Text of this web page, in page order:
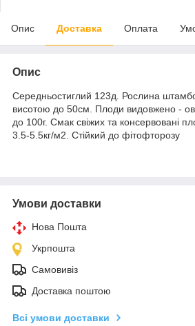
Опис Доставка Оплата
Опис
Середньостиглий 123д. Рослина
висотою до 50см. Плоди видовжено -
до 100г. Смак свіжих та консервовані
3.5-5.5кг/м2. Стійкий до фітофторозу
Умови доставки
Нова Пошта
Укрпошта
Самовивіз
Доставка поштою
Всі умови доставки